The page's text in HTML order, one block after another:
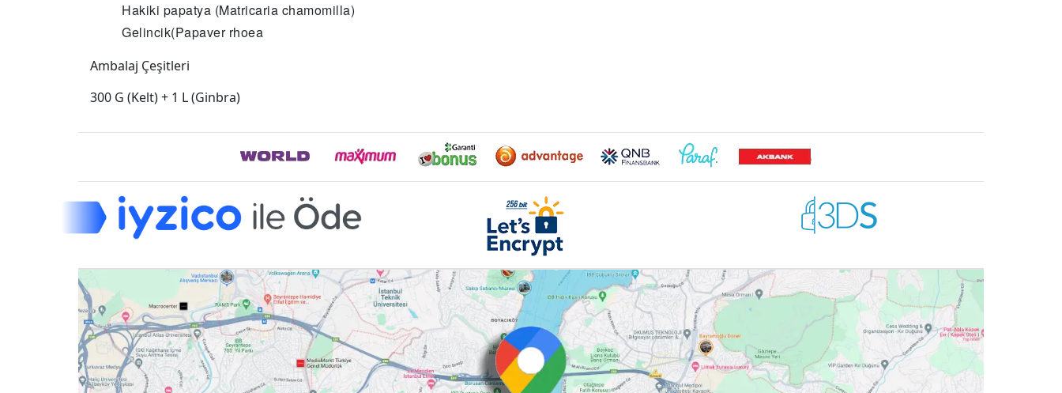
Hakiki papatya (Matricaria chamomilla)
Gelincik(Papaver rhoea
Ambalaj Çeşitleri
300 G (Kelt) + 1 L (Ginbra)